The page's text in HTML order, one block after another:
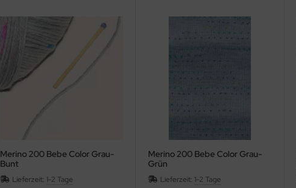
Merino 200 Bebe Color Grau-
Bunt
Lieferzeit: 1-2 Tage
Merino 200 Bebe Color Grau-
Grün
Lieferzeit:1-2 Tage